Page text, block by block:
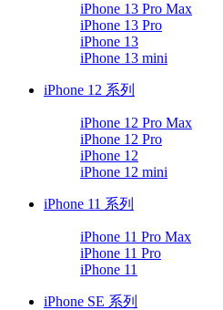
iPhone 13 Pro Max
iPhone 13 Pro
iPhone 13
iPhone 13 mini
iPhone 12 系列
iPhone 12 Pro Max
iPhone 12 Pro
iPhone 12
iPhone 12 mini
iPhone 11 系列
iPhone 11 Pro Max
iPhone 11 Pro
iPhone 11
iPhone SE 系列